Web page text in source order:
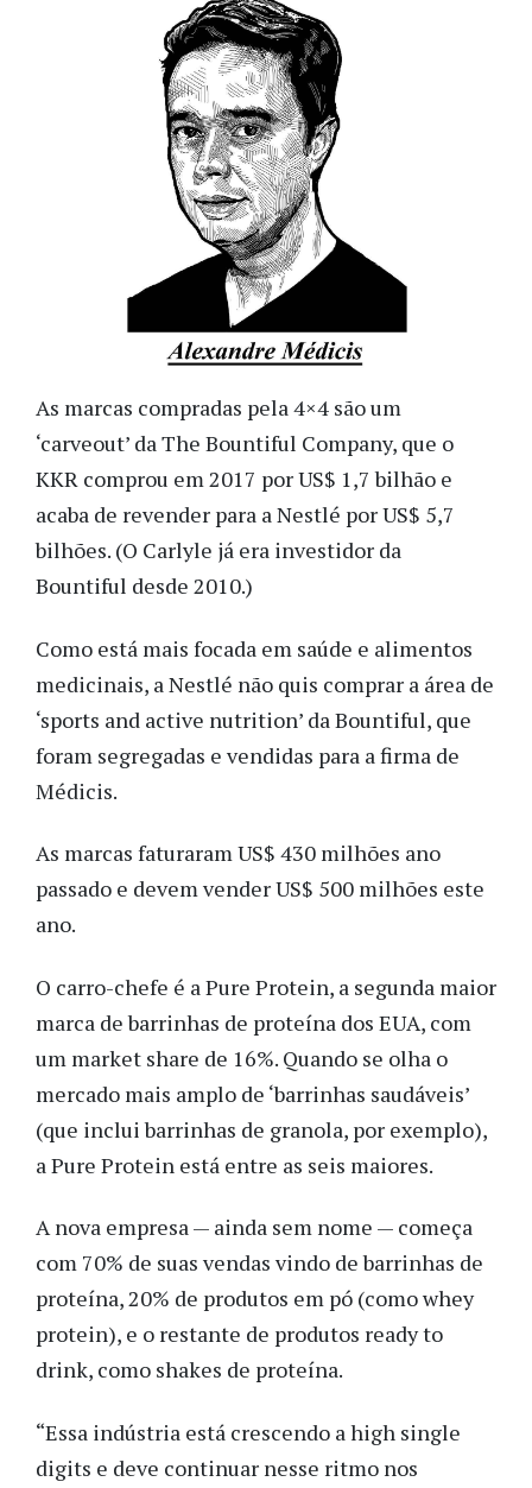
As marcas compradas pela 4×4 são um
‘carveout’ da The Bountiful Company, que o
KKR comprou em 2017 por US$ 1,7 bilhão e
acaba de revender para a Nestlé por US$ 5,7
bilhões. (O Carlyle já era investidor da
Bountiful desde 2010.)
Como está mais focada em saúde e alimentos
medicinais, a Nestlé não quis comprar a área de
‘sports and active nutrition’ da Bountiful, que
foram segregadas e vendidas para a firma de
Médicis.
As marcas faturaram US$ 430 milhões ano
passado e devem vender US$ 500 milhões este
ano.
O carro-chefe é a Pure Protein, a segunda maior
marca de barrinhas de proteína dos EUA, com
um market share de 16%. Quando se olha o
mercado mais amplo de ‘barrinhas saudáveis’
(que inclui barrinhas de granola, por exemplo),
a Pure Protein está entre as seis maiores.
A nova empresa — ainda sem nome — começa
com 70% de suas vendas vindo de barrinhas de
proteína, 20% de produtos em pó (como whey
protein), e o restante de produtos ready to
drink, como shakes de proteína.
“Essa indústria está crescendo a high single
digits e deve continuar nesse ritmo nos